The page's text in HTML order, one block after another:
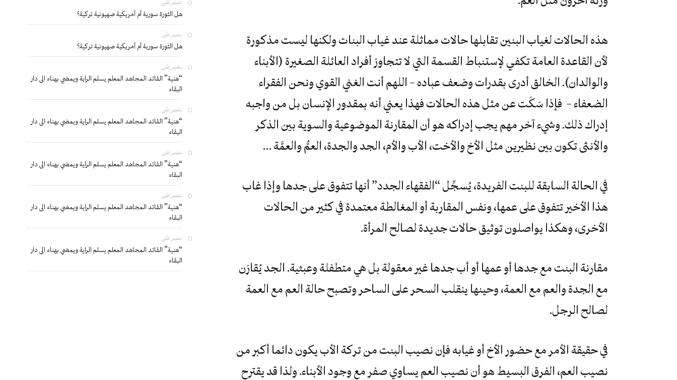
هذه الحالات لغياب البنين تقابلها حالات مماثلة عند غياب البنات ولكنها ليست مذكورة
لأن القاعدة العامة تكفي لإستنباط القسمة التي لا تتجاوز أفراد العائلة الصغيرة (الأبناء
والوالدان). الخالق أدرى بقدرات وضعف عباده – اللهم أنت الغني القوي ونحن الفقراء
الضعفاء – فإذا سَكَت عن مثل هذه الحالات فهذا يعني أنه بمقدور الإنسان بل من واجبه
إدراك ذلك. وشيء آخر مهم يجب إدراكه هو أن المقارنة الموضوعية والسوية بين الذكر
والأنثى تكون بين نظيرين مثل الأخ والأخت، الأب والأم، الجد والجدة، العمُّ والعمَّة …
في الحالة السابقة للبنت الفريدة، يُسجِّل “الفقهاء الجدد” أنها تتفوق على جدها وإذا غاب
هذا الأخير تتفوق على عمها، ونفس المقاربة أو المغالطة معتمدة في كثير من الحالات
الأخرى، وهكذا يواصلون توثيق حالات جديدة لصالح المرأة.
مقارنة البنت مع جدها أو عمها أو أب جدها غير معقولة بل هي متطفلة وعبثية. الجد يُقارَن
مع الجدة والعم مع العمة، وحينها ينقلب السحر على الساحر وتصبح حالة العم مع العمة
لصالح الرجل.
في حقيقة الأمر مع حضور الأخ أو غيابه فإن نصيب البنت من تركة الأب يكون دائما أكبر من
نصيب العم، الفرق البسيط هو أن نصيب العم يساوي صفر مع وجود الأبناء. ولذا قد يقترح
بشير على
هل الثورة سورية أم أمريكية صهيونية تركية؟
بشير على
هل الثورة سورية أم أمريكية صهيونية تركية؟
بشير على
“هنية” القائد المجاهد المعلم يسلم الراية ويمضي بهناء الى دار
البقاء
بشير على
“هنية” القائد المجاهد المعلم يسلم الراية ويمضي بهناء الى دار
البقاء
بشير على
“هنية” القائد المجاهد المعلم يسلم الراية ويمضي بهناء الى دار
البقاء
بشير على
“هنية” القائد المجاهد المعلم يسلم الراية ويمضي بهناء الى دار
البقاء
بشير على
“هنية” القائد المجاهد المعلم يسلم الراية ويمضي بهناء الى دار
البقاء